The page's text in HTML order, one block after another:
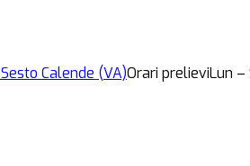
Sesto Calende (VA)Orari prelieviLun –